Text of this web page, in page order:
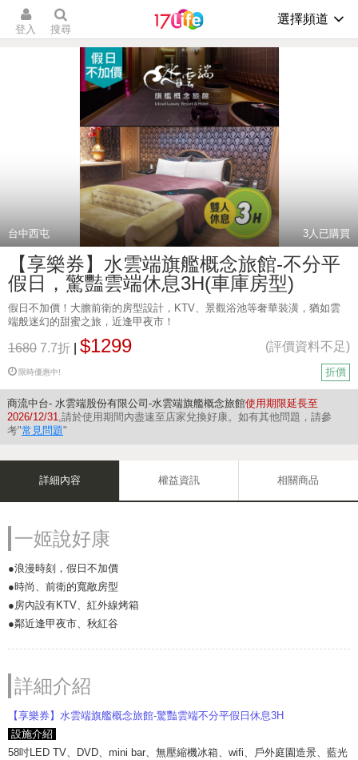
登入 搜尋
選擇頻道
台中西屯 3人已購買
【享樂券】水雲端旗艦概念旅館-不分平
假日，驚豔雲端休息3H(車庫房型)
假日不加價！大膽前衛的房型設計，KTV、景觀浴池等奢華裝潢，猶如雲
端般迷幻的甜蜜之旅，近逢甲夜市！
1680 7.7折 $1299 (評價資料不足)
限時優惠中! 折價
商流中台- 水雲端股份有限公司-水雲端旗艦概念旅館使用期限延長至
2026/12/31,請於使用期間內盡速至店家兌換好康。如有其他問題，請參
考"常見問題"
詳細內容 權益資訊 相關商品
一姬說好康
●浪漫時刻，假日不加價
●時尚、前衛的寬敞房型
●房內設有KTV、紅外線烤箱
●鄰近逢甲夜市、秋紅谷
詳細介紹
【享樂券】水雲端旗艦概念旅館-驚豔雲端不分平假日休息3H
設施介紹
58吋LED TV、DVD、mini bar、無壓縮機冰箱、wifi、戶外庭園造景、藍光